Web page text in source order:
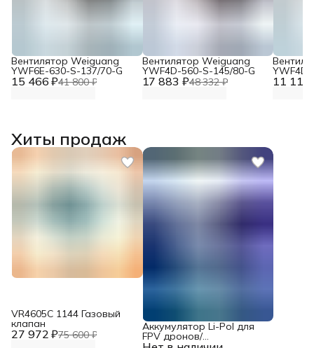
15 466 ₽41 800 ₽
Вентилятор Weiguang
YWF6E-630-S-137/70-G
17 883 ₽48 332 ₽
Вентилятор Weiguang
YWF4D-560-S-145/80-G
11 117
Хиты продаж
27 972 ₽75 600 ₽
VR4605С 1144 Газовый
клапан Аккумулятор Li-Pol для
FPV дронов/